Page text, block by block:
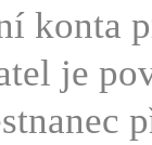
konta
je